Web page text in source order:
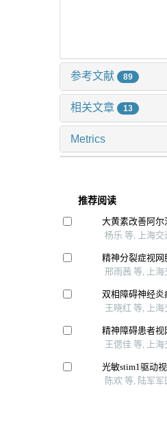
参考文献 89
相关文章 13
Metrics
推荐阅读
大黄素改善阿
杨乐 等, 上海
精神分裂症视
邢雨茜 等, 上
双相障碍神经
王晓红 等, 上
精神障碍患者
王偲佳 等, 上
光敏stim1驱动
陈欢 等, 陆军